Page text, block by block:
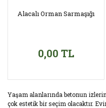
Alacalı Orman Sarmaşığı
0,00 TL
Yaşam alanlarında betonun
çok estetik bir seçim olacaktır.